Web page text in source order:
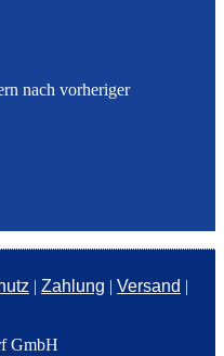
nach vorheriger
Zahlung Versand
GmbH